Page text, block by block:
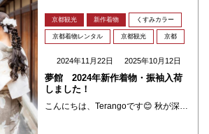
京都観光 新作着物 くすみカラー
京都着物レンタル 京都観光 京都
2024年11月22日 2025年10月12日
夢館 2024年新作着物・振袖入荷
しました！
こんにちは、Terangoです😊 秋が深まるこの季節、着物でおしゃれを楽しむチャンスです👘 スタンダードプランとプレミアムプラン(振袖)に新作が入荷しましたのでご紹介いたします。今年の新作着物は、伝統的なデザインにトレン ・・・